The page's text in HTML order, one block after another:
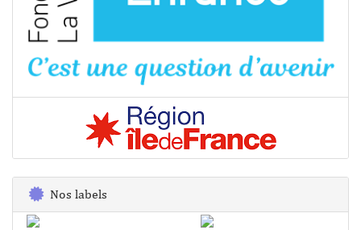
Nos labels